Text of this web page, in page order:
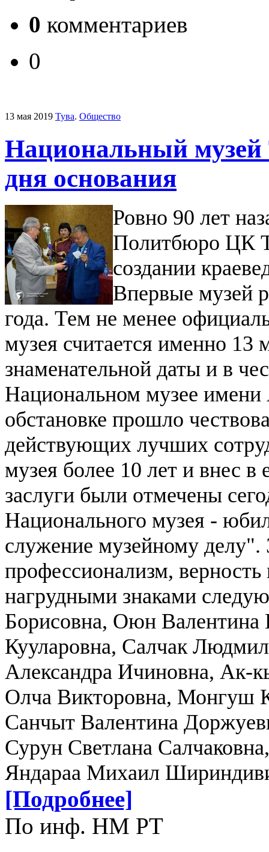
0 комментариев
0
13 мая 2019 Тува. Общество
Национальный музей
дня основания
Ровно 90 лет
Политбюро ЦК
создании
Впервые музей
года. Тем не менее
музея считается именно 13
знаменательной даты и в
Национальном музее
обстановке прошло
действующих лучших
музея более 10 лет и внес
заслуги были отмечены
Национального музея -
служение музейному делу".
профессионализм,
нагрудными знаками
Борисовна, Оюн
Кууларовна, Салчак
Александра Ичиновна,
Олча Викторовна, Монгуш
Санчыт Валентина
Сурун Светлана
Яндараа Михаил
[Подробнее]
По инф. НМ РТ